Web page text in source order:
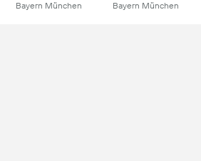
Bayern München Bayern München